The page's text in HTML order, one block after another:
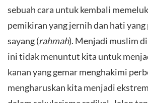
sebuah cara untuk kembali
pemikiran yang jernih dan hati yang
sayang (rahmah). Menjadi muslim
ini tidak menuntut kita untuk
kanan yang gemar menghakimi
mengharuskan kita menjadi